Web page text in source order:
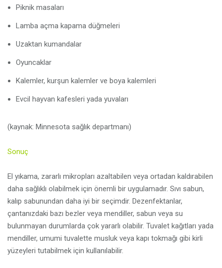
Piknik masaları
Lamba açma kapama düğmeleri
Uzaktan kumandalar
Oyuncaklar
Kalemler, kurşun kalemler ve boya kalemleri
Evcil hayvan kafesleri yada yuvaları
(kaynak: Minnesota sağlık departmanı)
Sonuç
El yıkama, zararlı mikropları azaltabilen veya ortadan kaldırabilen
daha sağlıklı olabilmek için önemli bir uygulamadır. Sıvı sabun,
kalıp sabunundan daha iyi bir seçimdir. Dezenfektanlar,
çantanızdaki bazı bezler veya mendiller, sabun veya su
bulunmayan durumlarda çok yararlı olabilir. Tuvalet kağıtları yada
mendiller, umumi tuvalette musluk veya kapı tokmağı gibi kirli
yüzeyleri tutabilmek için kullanılabilir.